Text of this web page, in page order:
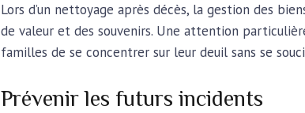
Lors d’un nettoyage après décès, la gestion des
de valeur et des souvenirs. Une attention
familles de se concentrer sur leur deuil sans se
Prévenir les futurs incidents